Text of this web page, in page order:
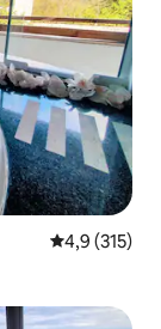
4,9 av 5 i
4,9 (315)